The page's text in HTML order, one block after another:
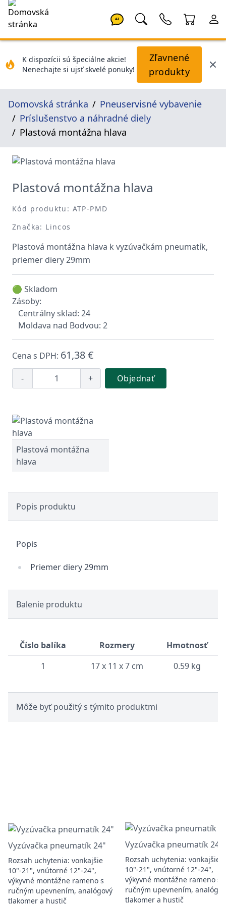
AI
K dispozícii sú špeciálne akcie!
Nenechajte si ujsť skvelé ponuky!
Zľavnené
produkty
Domovská stránka
Pneuservisné vybavenie
Príslušenstvo a náhradné diely
Plastová montážna hlava
Plastová montážna hlava
Kód produktu: ATP-PMD
Značka: Lincos
Plastová montážna hlava k vyzúvačkám pneumatík,
priemer diery 29mm
🟢 Skladom
Zásoby:
Centrálny sklad: 24
Moldava nad Bodvou: 2
Cena s DPH: 61,38 €
- + Objednať
Plastová montážna
hlava
Popis produktu
Popis
Priemer diery 29mm
Balenie produktu
Číslo balíka Rozmery
Hmotnosť
1
17 x 11 x 7 cm 0.59 kg
Môže byť použitý s týmito produktmi
Vyzúvačka pneumatík 24"
Rozsah uchytenia: vonkajšie
10"-21", vnútorné 12"-24",
výkyvné montážne rameno s
ručným upevnením, analógový
tlakomer a hustič
Vyzúvačka pneumatík 24"
Rozsah uchytenia: vonkajšie
10"-21", vnútorné 12"-24",
výkyvné montážne rameno s
ručným upevnením,
tlakomer a hustič